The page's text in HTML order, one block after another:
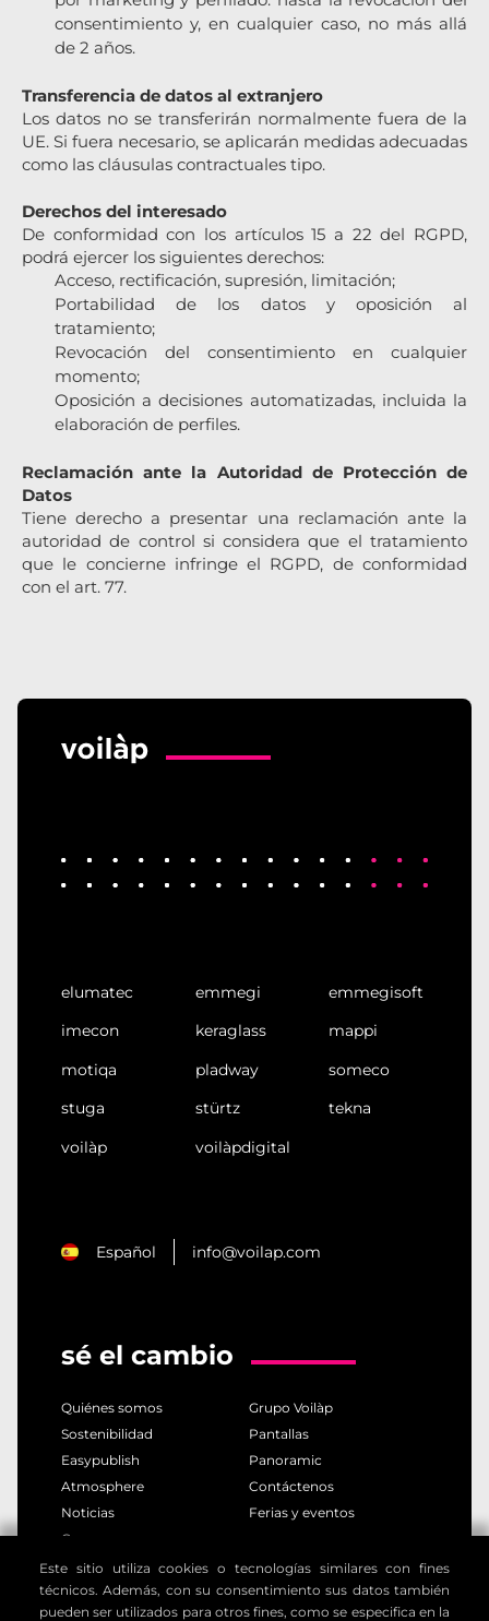
consentimiento y, en cualquier caso, no más allá
de 2 años.
Transferencia de datos al extranjero
Los datos no se transferirán normalmente fuera de la
UE. Si fuera necesario, se aplicarán medidas adecuadas
como las cláusulas contractuales tipo.
Derechos del interesado
De conformidad con los artículos 15 a 22 del RGPD,
podrá ejercer los siguientes derechos:
Acceso, rectificación, supresión, limitación;
Portabilidad de los datos y oposición al
tratamiento;
Revocación del consentimiento en cualquier
momento;
Oposición a decisiones automatizadas, incluida la
elaboración de perfiles.
Reclamación ante la Autoridad de Protección de
Datos
Tiene derecho a presentar una reclamación ante la
autoridad de control si considera que el tratamiento
que le concierne infringe el RGPD, de conformidad
con el art. 77.
elumatec emmegi
emmegisoft
imecon
keraglass
mappi
motiqa
pladway
someco
stuga
stürtz
tekna
voilàp
voilàpdigital
Español info@voilap.com
sé el cambio
Quiénes somos
Grupo Voilàp
Sostenibilidad
Pantallas
Easypublish
Panoramic
Atmosphere
Contáctenos
Noticias
Ferias y eventos
Careers
polÍtica de privacidad
Este sitio utiliza cookies o tecnologías similares con fines
técnicos. Además, con su consentimiento sus datos también
pueden ser utilizados para otros fines, como se especifica en la